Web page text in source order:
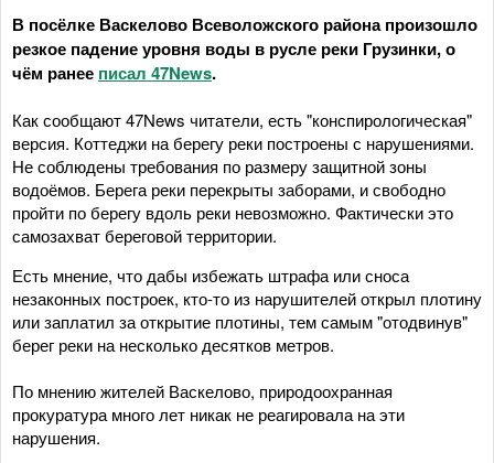
В посёлке Васкелово Всеволожского района произошло
резкое падение уровня воды в русле реки Грузинки, о
чём ранее писал 47News.
Как сообщают 47News читатели, есть "конспирологическая"
версия. Коттеджи на берегу реки построены с нарушениями.
Не соблюдены требования по размеру защитной зоны
водоёмов. Берега реки перекрыты заборами, и свободно
пройти по берегу вдоль реки невозможно. Фактически это
самозахват береговой территории.
Есть мнение, что дабы избежать штрафа или сноса
незаконных построек, кто-то из нарушителей открыл плотину
или заплатил за открытие плотины, тем самым "отодвинув"
берег реки на несколько десятков метров.
По мнению жителей Васкелово, природоохранная
прокуратура много лет никак не реагировала на эти
нарушения.